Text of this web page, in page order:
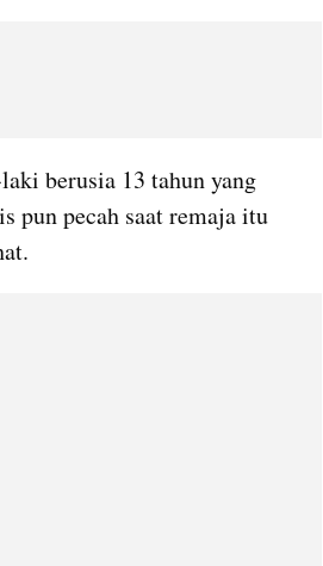
berusia 13 tahun yang
pun pecah saat remaja itu